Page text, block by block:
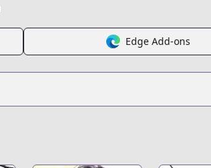
Edge Add-ons